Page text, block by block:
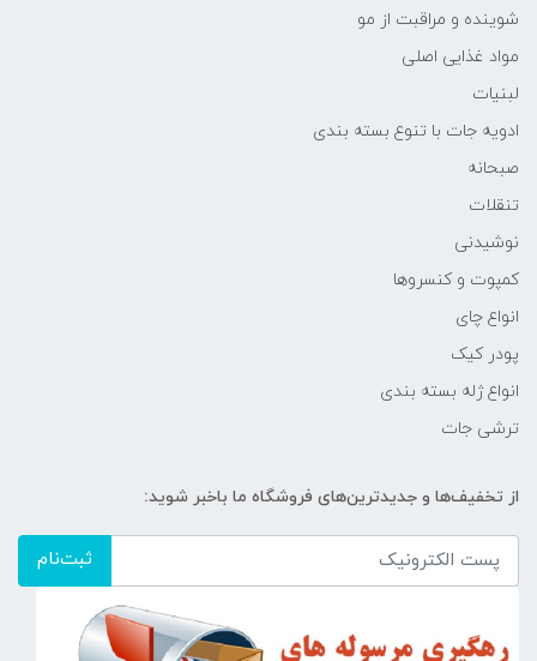
شوینده و مراقبت از مو
مواد غذایی اصلی
لبنیات
ادویه جات با تنوع بسته بندی
صبحانه
تنقلات
نوشیدنی
کمپوت و کنسروها
انواع چای
پودر کیک
انواع ژله بسته بندی
ترشی جات
از تخفیف‌ها و جدیدترین‌های فروشگاه ما باخبر شوید:
ثبت‌نام